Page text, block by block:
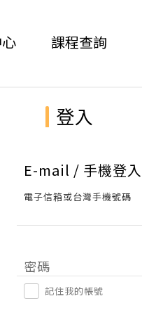
課程查詢
登入
E-mail / 手機登入
電子信箱或台灣手機號碼
密碼
記住我的帳號